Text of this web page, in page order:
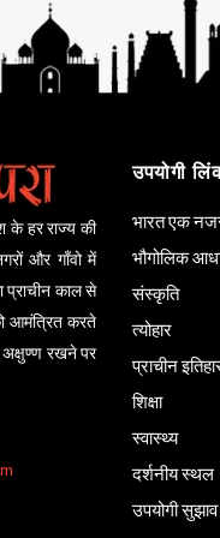
के हर राज्य की
और गाँवो में
काल से
आमंत्रित करते
अक्षुण्ण रखने पर
उपयोगी
भारत एक
भौगोलिक
संस्कृति
त्योहार
प्राचीन
शिक्षा
स्वास्थ्य
दर्शनीय स्थल
उपयोगी सुझाव